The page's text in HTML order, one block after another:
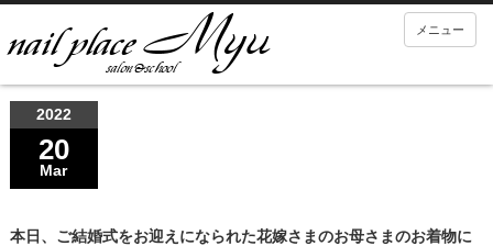
メニュー
2022
20
Mar
本日、ご結婚式をお迎えになられた花嫁さまのお母さまのお着物に